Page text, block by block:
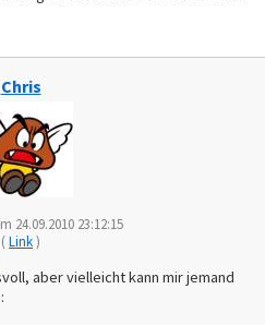
Chris
24.09.2010 23:12:15
(Link)
aber vielleicht kann mir jemand